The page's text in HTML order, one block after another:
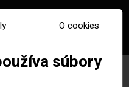
O cookies
súbory